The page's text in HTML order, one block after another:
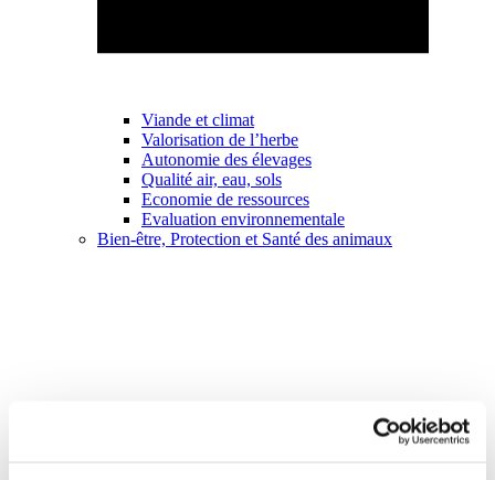
Viande et climat
Valorisation de l’herbe
Autonomie des élevages
Qualité air, eau, sols
Economie de ressources
Evaluation environnementale
Bien-être, Protection et Santé des animaux